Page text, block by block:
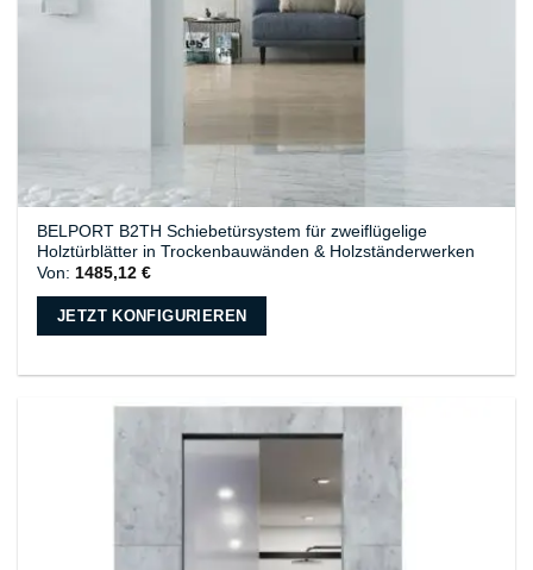
BELPORT B2TH Schiebetürsystem für zweiflügelige
Holztürblätter in Trockenbauwänden & Holzständerwerken
Von:1485,12€
JETZT KONFIGURIEREN